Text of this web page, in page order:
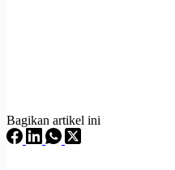
Bagikan artikel ini